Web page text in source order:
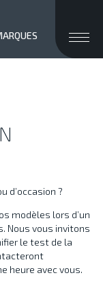
close
d’occasion ?
modèles lors d’un
Nous vous invitons
le test de la
heure avec vous.